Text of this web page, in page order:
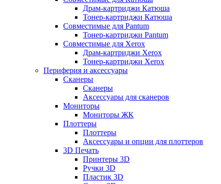
Драм-картриджи Катюша
Тонер-картриджи Катюша
Совместимые для Pantum
Тонер-картриджи Pantum
Совместимые для Xerox
Драм-картриджи Xerox
Тонер-картриджи Xerox
Периферия и аксессуары
Сканеры
Сканеры
Аксессуары для сканеров
Мониторы
Мониторы ЖК
Плоттеры
Плоттеры
Аксессуары и опции для плоттеров
3D Печать
Принтеры 3D
Ручки 3D
Пластик 3D